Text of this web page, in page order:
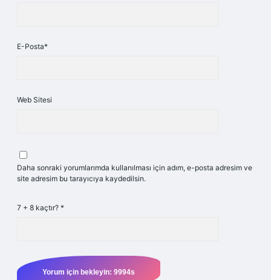
E-Posta*
Web Sitesi
Daha sonraki yorumlarımda kullanılması için adım, e-posta adresim ve
site adresim bu tarayıcıya kaydedilsin.
7 + 8 kaçtır? *